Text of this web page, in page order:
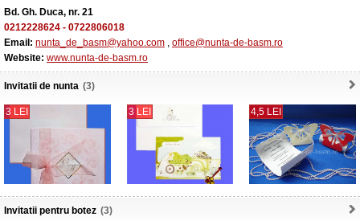
Bd. Gh. Duca, nr. 21
0212228624 - 0722806018
Email: nunta_de_basm@yahoo.com , office@nunta-de-basm.ro
Website: www.nunta-de-basm.ro
Invitatii de nunta (3)
3 LEI 3 LEI 4,5 LEI
Invitatii pentru botez (3)